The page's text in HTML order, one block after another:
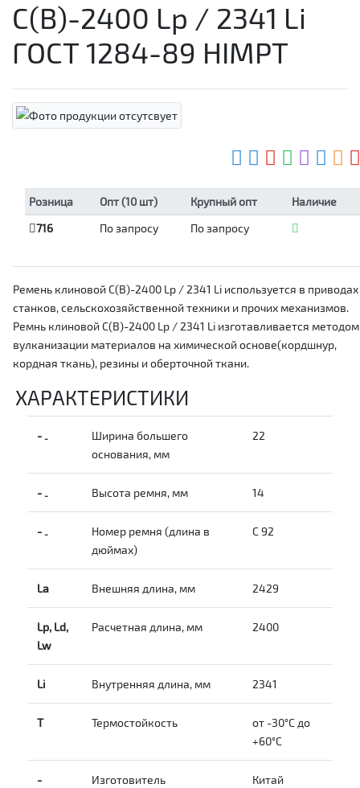
С(В)-2400 Lp / 2341 Li
ГОСТ 1284-89 HIMPT
Розница Опт (10 шт) Крупный опт
Наличие
716
По запросу По запросу
Ремень клиновой С(В)-2400 Lp / 2341 Li используется в приводах
станков, сельскохозяйственной техники и прочих механизмов.
Ремнь клиновой С(В)-2400 Lp / 2341 Li изготавливается методом
вулканизации материалов на химической основе(кордшнур,
кордная ткань), резины и оберточной ткани.
ХАРАКТЕРИСТИКИ
- -
Ширина большего
основания, мм
22
- - Высота ремня, мм 14
- -
Номер ремня (длина в
дюймах)
С 92
La Внешняя длина, мм 2429
Lp, Ld,
Lw
Расчетная длина, мм 2400
Li Внутренняя длина, мм 2341
Т Термостойкость
от -30°C до
+60°C
- Изготовитель Китай